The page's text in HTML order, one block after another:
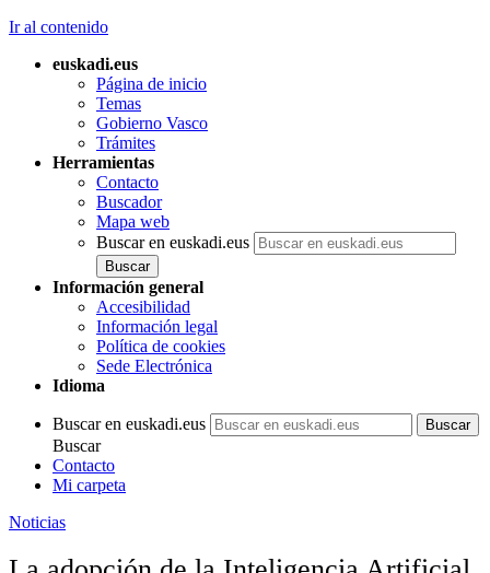
Ir al contenido
euskadi.eus
Página de inicio
Temas
Gobierno Vasco
Trámites
Herramientas
Contacto
Buscador
Mapa web
Buscar en euskadi.eus
Información general
Accesibilidad
Información legal
Política de cookies
Sede Electrónica
Idioma
Buscar en euskadi.eus
Buscar
Contacto
Mi carpeta
Noticias